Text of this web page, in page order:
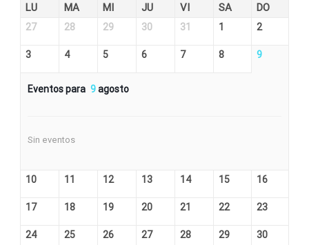
LU MA MI JU VI SA DO
27 28 29 30 31 1 2
3 4 5 6 7 8 9
Eventos para 9agosto
Sin eventos
10 11 12 13 14 15 16
17 18 19 20 21 22 23
24 25 26 27 28 29 30